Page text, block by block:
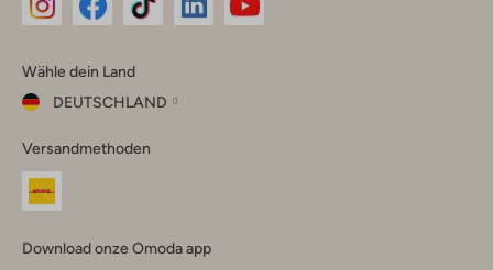
Instagram
Facebook
TikTok
Wähle dein Land
DEUTSCHLAND
dein
Land
Versandmethoden
Download onze Omoda app